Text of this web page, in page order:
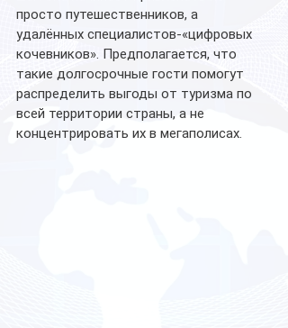
просто путешественников, а
удалённых специалистов-«цифровых
кочевников». Предполагается, что
такие долгосрочные гости помогут
распределить выгоды от туризма по
всей территории страны, а не
концентрировать их в мегаполисах.